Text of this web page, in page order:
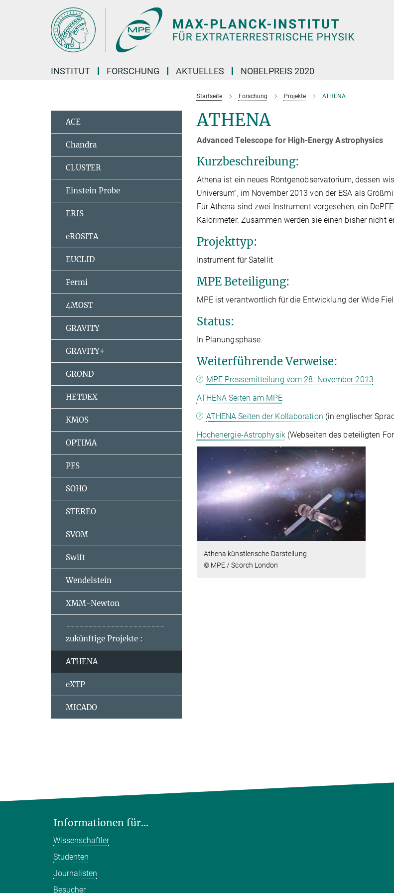
INSTITUT FORSCHUNG AKTUELLES NOBELPREIS 2020
Startseite Forschung Projekte ATHENA
ATHENA
Advanced Telescope for High-Energy Astrophysics
Kurzbeschreibung:
Athena ist ein neues Röntgenobservatorium, dessen
Universum", im November 2013 von der ESA als
Für Athena sind zwei Instrument vorgesehen, ein
Kalorimeter. Zusammen werden sie einen bisher nicht
Projekttyp:
Instrument für Satellit
MPE Beteiligung:
MPE ist verantwortlich für die Entwicklung der Wide
Status:
In Planungsphase.
Weiterführende Verweise:
MPE Pressemitteilung vom 28. November 2013
ATHENA Seiten am MPE
ATHENA Seiten der Kollaboration (in englischer
Hochenergie-Astrophysik(Webseiten des beteiligten
Athena künstlerische Darstellung
© MPE / Scorch London
ACE
Chandra
CLUSTER
Einstein Probe
ERIS
eROSITA
EUCLID
Fermi
4MOST
GRAVITY
GRAVITY+
GROND
HETDEX
KMOS
OPTIMA
PFS
SOHO
STEREO
SVOM
Swift
Wendelstein
XMM-Newton
----------------------
zukünftige Projekte :
ATHENA
eXTP
MICADO
Informationen für...
Wissenschaftler
Studenten
Journalisten
Besucher